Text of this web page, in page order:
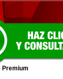
Premium